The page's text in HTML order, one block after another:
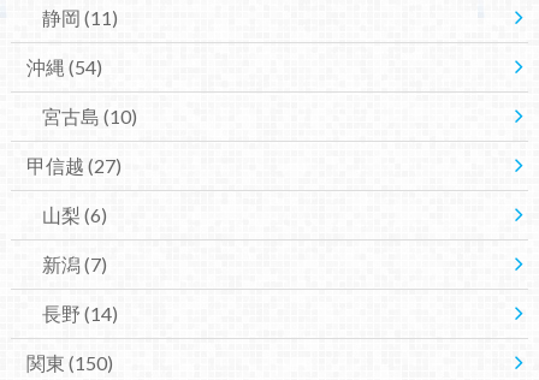
静岡 (11)
沖縄 (54)
宮古島 (10)
甲信越 (27)
山梨 (6)
新潟(7)
長野 (14)
関東 (150)